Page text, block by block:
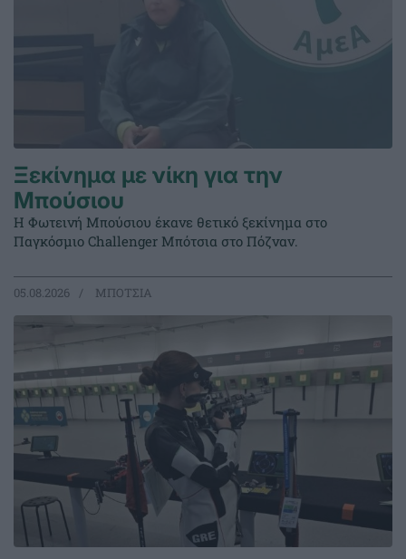
Ξεκίνημα με νίκη για την
Μπούσιου
Η Φωτεινή Μπούσιου έκανε θετικό ξεκίνημα στο
Παγκόσμιο Challenger Μπότσια στο Πόζναν.
05.08.2026 ΜΠΟΤΣΙΑ